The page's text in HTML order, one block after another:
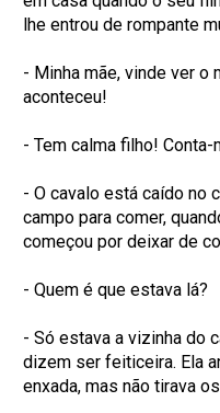
lhe entrou de rompante
- Minha mãe, vinde ver o
aconteceu!
- Tem calma filho!
- O cavalo está caído no
campo para comer,
começou por deixar de
- Quem é que estava lá?
- Só estava a vizinha do
dizem ser feiticeira. Ela
enxada, mas não tirava